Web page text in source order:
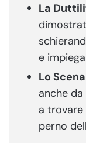
La
e
Lo
anche
a trovare
perno